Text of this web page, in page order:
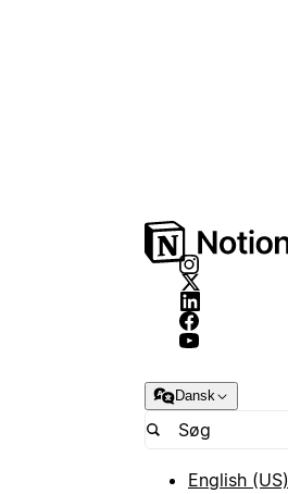
Dansk
English (US)